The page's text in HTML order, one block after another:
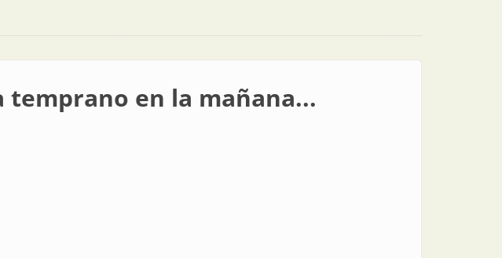
temprano en la mañana...